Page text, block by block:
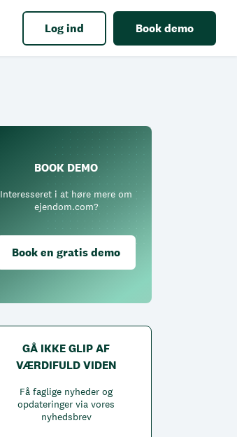
Log ind Book demo
BOOK DEMO
Interesseret i at høre mere om
ejendom.com?
Book en gratis demo
GÅ IKKE GLIP AF
VÆRDIFULD VIDEN
Få faglige nyheder og
opdateringer via vores
nyhedsbrev